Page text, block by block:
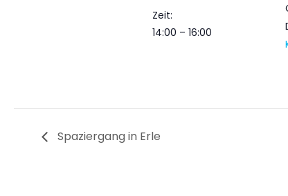
Zeit:
14:00 – 16:00
Spaziergang in Erle